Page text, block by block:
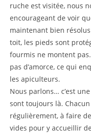
ruche est visitée, nous
encourageant de voir
maintenant bien
toit, les pieds sont
fourmis ne montent
pas d’amorce, ce qui
les apiculteurs.
Nous parlons… c’est
sont toujours là.
régulièrement, à faire
vides pour y accueillir